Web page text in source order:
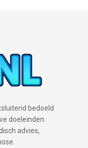
bedoeld
doeleinden.
advies,